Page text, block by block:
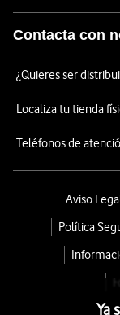
Contacta con
¿Quieres ser
Localiza tu tienda
Teléfonos de
Aviso
Política
Ya